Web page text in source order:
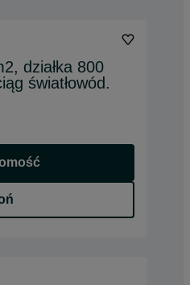
działka 800
światłowód.